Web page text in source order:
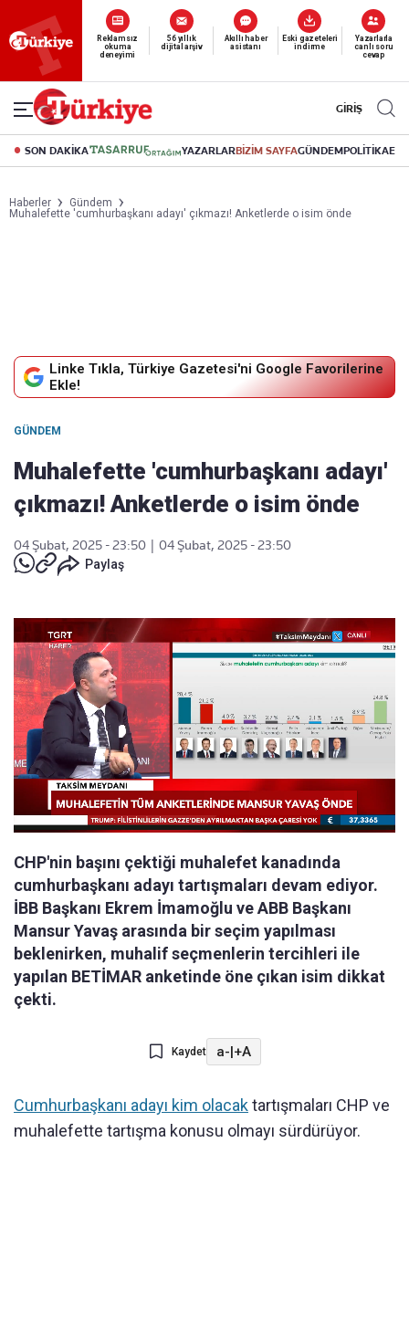
Yeni nesil dijital
abonelik 19 TL’den başlayan fiyatlarla.
GİRİŞ
SON DAKİKA YAZARLARBİZİM SAYFAGÜNDEMPOLİTİKA
Haberler
Gündem
Muhalefette 'cumhurbaşkanı adayı' çıkmazı! Anketlerde o isim önde
Linke Tıkla, Türkiye Gazetesi'ni Google Favorilerine
Ekle!
GÜNDEM
Muhalefette 'cumhurbaşkanı adayı'
çıkmazı! Anketlerde o isim önde
04 Şubat, 2025 - 23:50
04 Şubat, 2025 - 23:50
Paylaş
CHP'nin başını çektiği muhalefet kanadında
cumhurbaşkanı adayı tartışmaları devam ediyor.
İBB Başkanı Ekrem İmamoğlu ve ABB Başkanı
Mansur Yavaş arasında bir seçim yapılması
beklenirken, muhalif seçmenlerin tercihleri ile
yapılan BETİMAR anketinde öne çıkan isim dikkat
çekti.
Kaydet a-|+A
Cumhurbaşkanı adayı kim olacaktartışmaları CHP ve
muhalefette tartışma konusu olmayı sürdürüyor.